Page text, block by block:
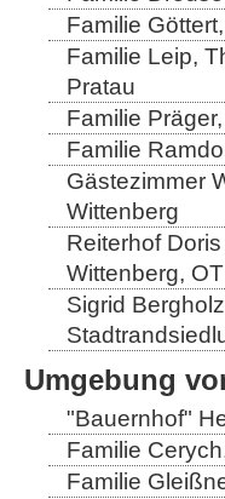
Familie
Familie Leip,
Pratau
Familie
Familie
Gästezimmer
Wittenberg
Reiterhof
Wittenberg,
Sigrid
Umgebung
"Bauernhof"
Familie
Familie